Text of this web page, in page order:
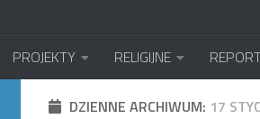
PROJEKTY RELIGIJNE
DZIENNE ARCHIWUM: 17